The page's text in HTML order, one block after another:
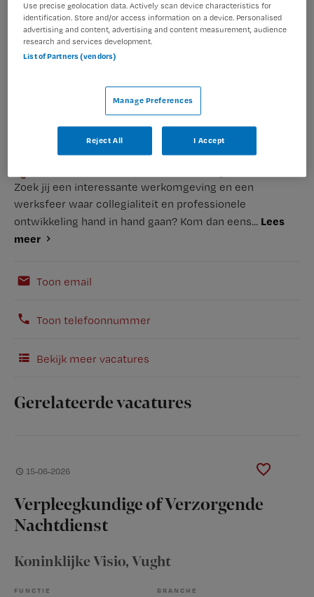
Deze vacature Begeleider of allround verpleegkundige -
Vijverhof bij Reinier van Arkel is niet meer actueel.
Hieronder staan enkele vergelijkbare vacatures die voor
u wellicht interessant zijn.
Zoek jij een interessante werkomgeving en een
werksfeer waar collegialiteit en professionele
ontwikkeling hand in hand gaan? Kom dan eens... Lees
meer
Toon email
Toon telefoonnummer
Bekijk meer vacatures
Gerelateerde vacatures
15-06-2026
Verpleegkundige of Verzorgende
Nachtdienst
Koninklijke Visio, Vught
FUNCTIE BRANCHE
Use precise geolocation data. Actively scan device characteristics for
identification. Store and/or access information on a device. Personalised
advertising and content, advertising and content measurement, audience
research and services development.
List of Partners (vendors)
Manage Preferences
Reject All I Accept